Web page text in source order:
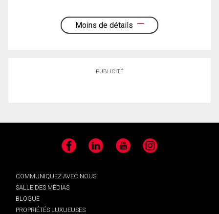
Moins de détails
PUBLICITÉ
Facebook LinkedIn YouTube Instagram
COMMUNIQUEZ AVEC NOUS
SALLE DES MÉDIAS
BLOGUE
PROPRIÉTÉS LUXUEUSES